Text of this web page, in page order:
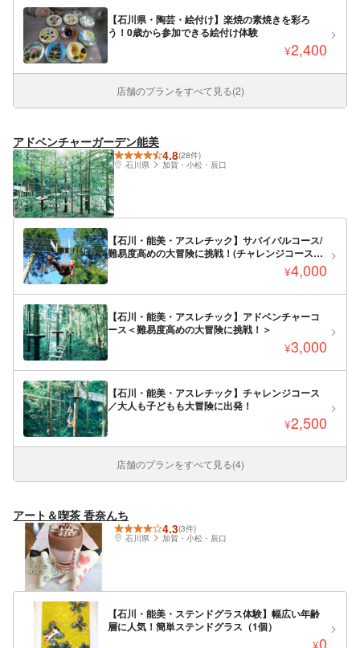
【石川県・陶芸・絵付け】楽焼の素焼きを彩ろ
う！0歳から参加できる絵付け体験
¥2,400
店舗のプランをすべて見る(2)
アドベンチャーガーデン能美
4.8(28件)
石川県
加賀・小松・辰口
【石川・能美・アスレチック】サバイバルコース/
難易度高めの大冒険に挑戦！(チャレンジコース
¥4,000
【石川・能美・アスレチック】アドベンチャーコ
ース＜難易度高めの大冒険に挑戦！＞
¥3,000
【石川・能美・アスレチック】チャレンジコース
／大人も子どもも大冒険に出発！
¥2,500
店舗のプランをすべて見る(4)
アート＆喫茶 香奈んち
4.3(3件)
石川県
加賀・小松・辰口
【石川・能美・ステンドグラス体験】幅広い年齢
層に人気！簡単ステンドグラス（1個）
¥0